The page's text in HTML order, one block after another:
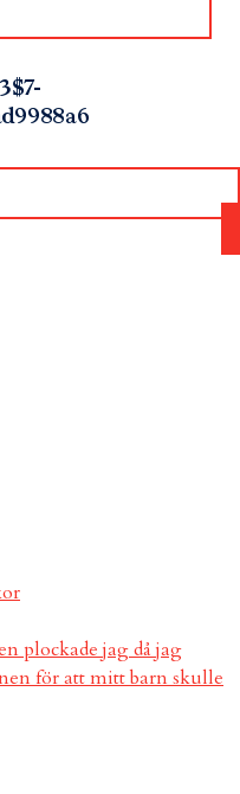
plockade jag då jag
för att mitt barn skulle